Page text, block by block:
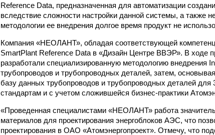
Reference Data, предназначенная для автоматизации
вследствие сложности настройки данной системы, а также
методологии ее внедрения долгое время продукт не
Компания «НЕОЛАНТ», обладая соответствующей
SmartPlant Reference Data в «Дизайн Центре ВВЭР». В ходе
разработали специализированную методологию внедрения
трубопроводов и трубопроводных деталей, затем,
базу данных трубопроводов и трубопроводных деталей для
стандартам и с учетом сложившейся бизнес-практики
«Проведенная специалистами «НЕОЛАНТ» работа
материалов для проектирования энергоблоков АЭС, что
проектирования в ОАО «Атомэнергопроект». Отмечу, что